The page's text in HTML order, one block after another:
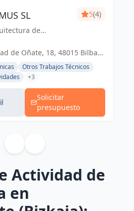
SL
de
5(4)
de Oñate, 18, 48015 Bilbao,
EspañaOtros Trabajos Técnicos
+3
Solicitar
presupuesto
Actividad de
en